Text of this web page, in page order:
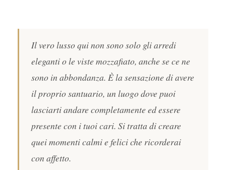
Il vero lusso qui non sono solo gli arredi
eleganti o le viste mozzafiato, anche se ce ne
sono in abbondanza. È la sensazione di avere
il proprio santuario, un luogo dove puoi
lasciarti andare completamente ed essere
presente con i tuoi cari. Si tratta di creare
quei momenti calmi e felici che ricorderai
con affetto.